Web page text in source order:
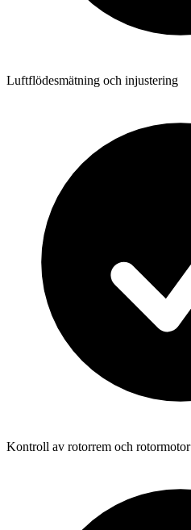
Luftflödesmätning och injustering
Kontroll av rotorrem och rotormotor